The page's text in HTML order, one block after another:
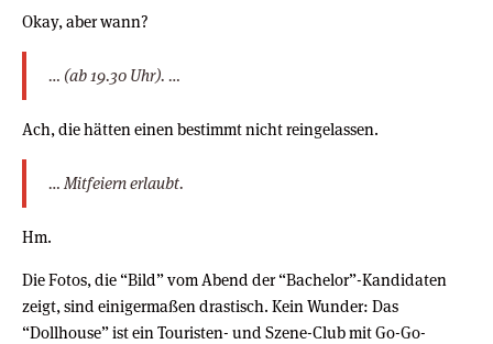
Okay, aber wann?
… (ab 19.30 Uhr). …
Ach, die hätten einen bestimmt nicht reingelassen.
… Mitfeiern erlaubt.
Hm.
Die Fotos, die “Bild” vom Abend der “Bachelor”-Kandidaten
zeigt, sind einigermaßen drastisch. Kein Wunder: Das
“Dollhouse” ist ein Touristen- und Szene-Club mit Go-Go-